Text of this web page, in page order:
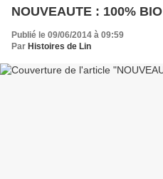
NOUVEAUTE : 100% BIO
Publié le 09/06/2014 à 09:59
Par Histoires de Lin